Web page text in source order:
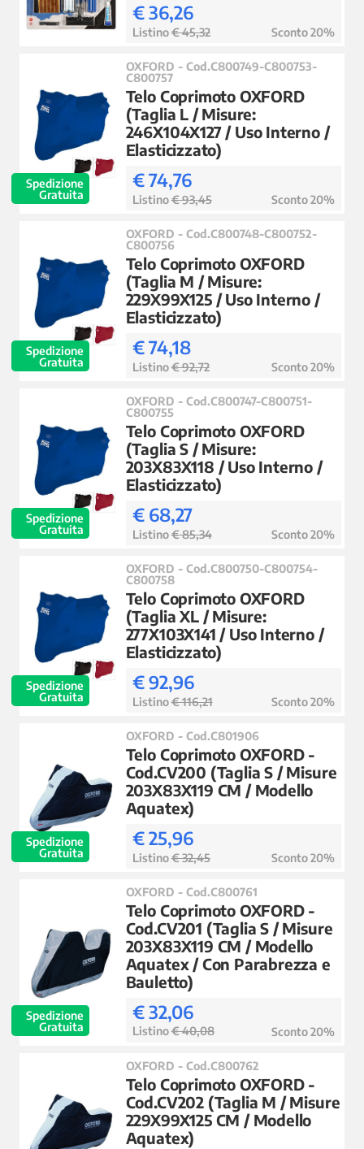
€ 36,26
Listino€ 45,32 Sconto 20%
Spedizione
Gratuita
OXFORD - Cod.C800749-C800753-
C800757
Telo Coprimoto OXFORD
(Taglia L / Misure:
246X104X127 / Uso Interno /
Elasticizzato)
€ 74,76
Listino€ 93,45 Sconto 20%
Spedizione
Gratuita
OXFORD - Cod.C800748-C800752-
C800756
Telo Coprimoto OXFORD
(Taglia M / Misure:
229X99X125 / Uso Interno /
Elasticizzato)
€ 74,18
Listino€ 92,72 Sconto 20%
Spedizione
Gratuita
OXFORD - Cod.C800747-C800751-
C800755
Telo Coprimoto OXFORD
(Taglia S / Misure:
203X83X118 / Uso Interno /
Elasticizzato)
€ 68,27
Listino€ 85,34 Sconto 20%
Spedizione
Gratuita
OXFORD - Cod.C800750-C800754-
C800758
Telo Coprimoto OXFORD
(Taglia XL / Misure:
277X103X141 / Uso Interno /
Elasticizzato)
€ 92,96
Listino€ 116,21 Sconto 20%
Spedizione
Gratuita
OXFORD - Cod.C801906
Telo Coprimoto OXFORD -
Cod.CV200 (Taglia S / Misure
203X83X119 CM / Modello
Aquatex)
€ 25,96
Listino€ 32,45 Sconto 20%
Spedizione
Gratuita
OXFORD - Cod.C800761
Telo Coprimoto OXFORD -
Cod.CV201 (Taglia S / Misure
203X83X119 CM / Modello
Aquatex / Con Parabrezza e
Bauletto)
€ 32,06
Listino€ 40,08 Sconto 20%
OXFORD - Cod.C800762
Telo Coprimoto OXFORD -
Cod.CV202 (Taglia M / Misure
229X99X125 CM / Modello
Aquatex)